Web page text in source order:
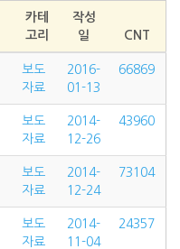
카테
고리
작성
일
CNT
보도
자료
2016-
01-13
66869
보도
자료
2014-
12-26
43960
보도
자료
2014-
12-24
73104
보도
자료
2014-
11-04
24357